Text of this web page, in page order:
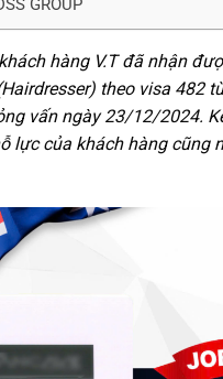
hàng V.T đã nhận
theo visa 482
vấn ngày 23/12/2024.
lực của khách hàng cũng